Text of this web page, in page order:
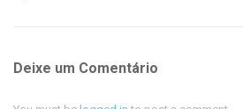
Deixe um Comentário